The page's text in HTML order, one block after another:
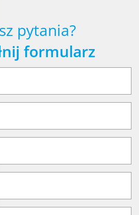
pytania?
formularz